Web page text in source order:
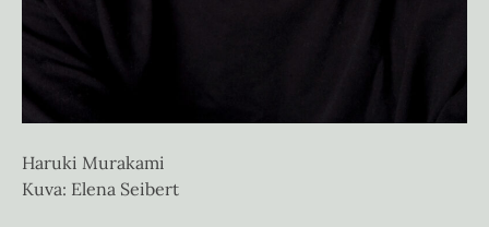
Haruki Murakami
Kuva: Elena Seibert